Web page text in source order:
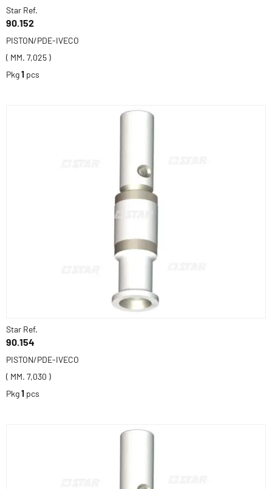
Star Ref.
90.152
PISTON/PDE-IVECO
( MM. 7,025 )
Pkg1 pcs
Star Ref.
90.154
PISTON/PDE-IVECO
( MM. 7,030 )
Pkg1 pcs